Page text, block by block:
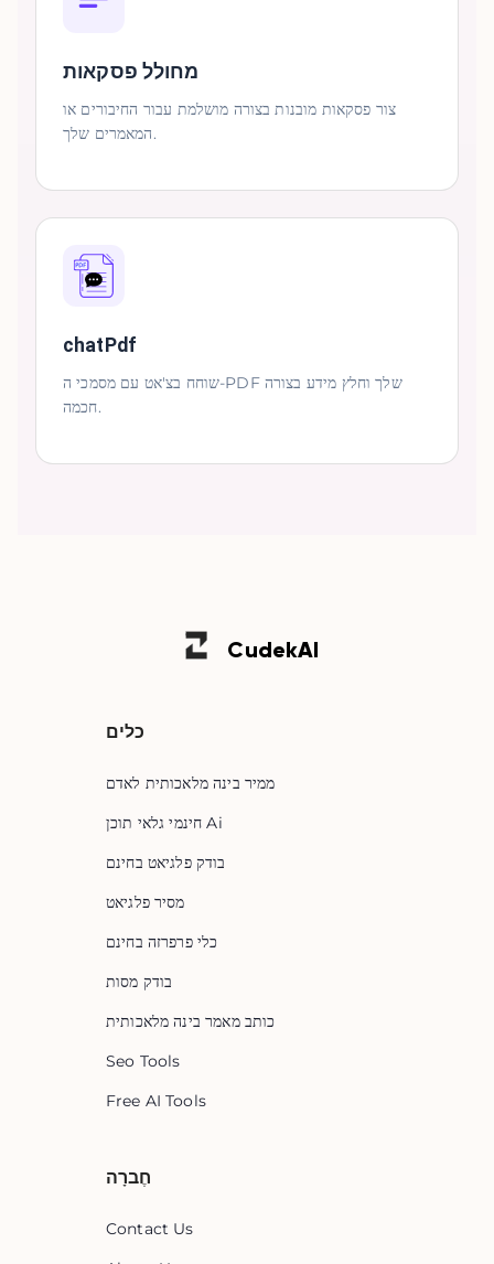
מחולל פסקאות
צור פסקאות מובנות בצורה מושלמת עבור החיבורים או
המאמרים שלך.
chatPdf
שוחח בצ'אט עם מסמכי ה-PDF שלך וחלץ מידע בצורה
חכמה.
CudekAI
כלים
ממיר בינה מלאכותית לאדם
חינמי גלאי תוכן Ai
בודק פלגיאט בחינם
מסיר פלגיאט
כלי פרפרזה בחינם
בודק מסות
כותב מאמר בינה מלאכותית
Seo Tools
Free AI Tools
חֶברָה
Contact Us